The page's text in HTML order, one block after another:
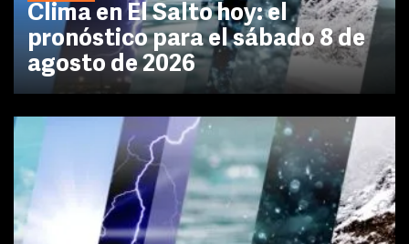
Clima en El Salto hoy: el
pronóstico para el sábado 8 de
agosto de 2026